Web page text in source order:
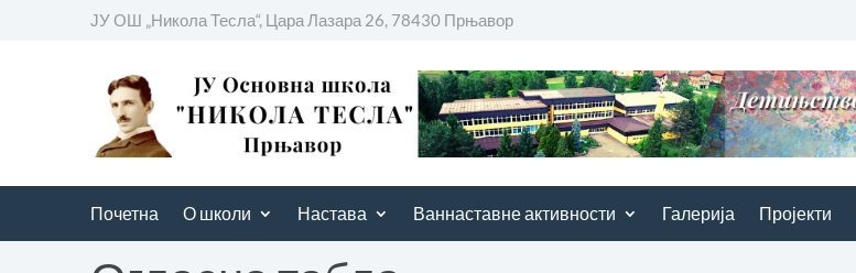
ЈУ ОШ „Никола Тесла“, Цара Лазара 26, 78430 Прњавор
Почетна О школи Настава Ваннаставне активности Галерија Пројекти